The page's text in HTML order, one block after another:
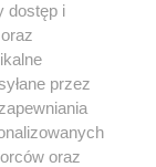
dostęp i
przez
oraz